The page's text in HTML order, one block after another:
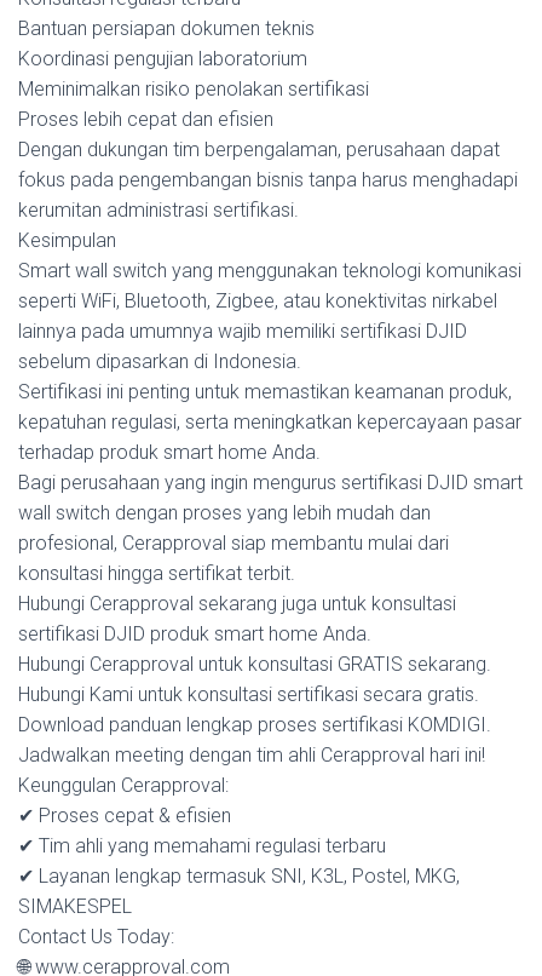
Bantuan persiapan dokumen teknis
Koordinasi pengujian laboratorium
Meminimalkan risiko penolakan sertifikasi
Proses lebih cepat dan efisien
Dengan dukungan tim berpengalaman, perusahaan dapat
fokus pada pengembangan bisnis tanpa harus menghadapi
kerumitan administrasi sertifikasi.
Kesimpulan
Smart wall switch yang menggunakan teknologi komunikasi
seperti WiFi, Bluetooth, Zigbee, atau konektivitas nirkabel
lainnya pada umumnya wajib memiliki sertifikasi DJID
sebelum dipasarkan di Indonesia.
Sertifikasi ini penting untuk memastikan keamanan produk,
kepatuhan regulasi, serta meningkatkan kepercayaan pasar
terhadap produk smart home Anda.
Bagi perusahaan yang ingin mengurus sertifikasi DJID smart
wall switch dengan proses yang lebih mudah dan
profesional, Cerapproval siap membantu mulai dari
konsultasi hingga sertifikat terbit.
Hubungi Cerapproval sekarang juga untuk konsultasi
sertifikasi DJID produk smart home Anda.
Hubungi Cerapproval untuk konsultasi GRATIS sekarang.
Hubungi Kami untuk konsultasi sertifikasi secara gratis.
Download panduan lengkap proses sertifikasi KOMDIGI.
Jadwalkan meeting dengan tim ahli Cerapproval hari ini!
Keunggulan Cerapproval:
✔ Proses cepat & efisien
✔ Tim ahli yang memahami regulasi terbaru
✔ Layanan lengkap termasuk SNI, K3L, Postel, MKG,
SIMAKESPEL
Contact Us Today:
🌐 www.cerapproval.com